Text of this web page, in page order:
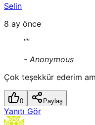
Selin
8 ay önce
“”
- Anonymous
Çok teşekkür ederim
0 Paylaş
Yanıtı Gör